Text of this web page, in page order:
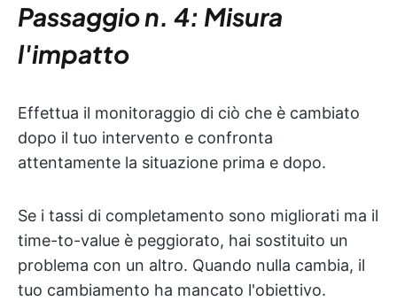
Passaggio n. 4: Misura
l'impatto
Effettua il monitoraggio di ciò che è cambiato
dopo il tuo intervento e confronta
attentamente la situazione prima e dopo.
Se i tassi di completamento sono migliorati ma il
time-to-value è peggiorato, hai sostituito un
problema con un altro. Quando nulla cambia, il
tuo cambiamento ha mancato l'obiettivo.